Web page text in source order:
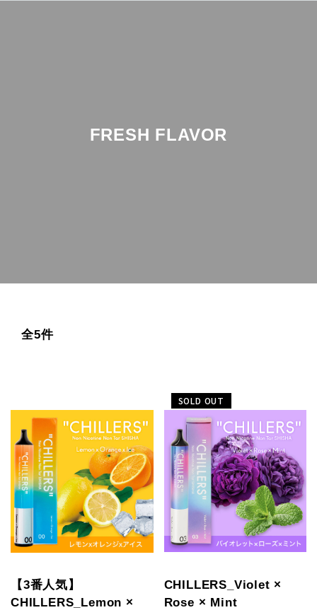
FRESH FLAVOR
全5件
【3番人気】
CHILLERS_Lemon ×
SOLD OUT
CHILLERS_Violet ×
Rose × Mint